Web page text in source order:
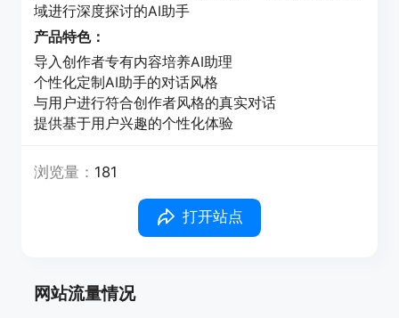
域进行深度探讨的AI助手
产品特色：
导入创作者专有内容培养AI助理
个性化定制AI助手的对话风格
与用户进行符合创作者风格的真实对话
提供基于用户兴趣的个性化体验
浏览量： 181
打开站点
网站流量情况